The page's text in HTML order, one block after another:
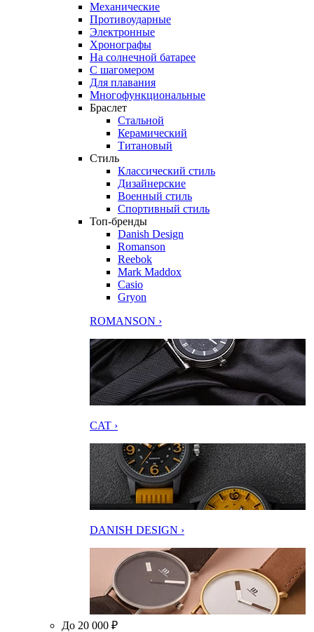
Механические
Противоударные
Электронные
Хронографы
На солнечной батарее
С шагомером
Для плавания
Многофункциональные
Браслет
Стальной
Керамический
Титановый
Стиль
Классический стиль
Дизайнерские
Военный стиль
Спортивный стиль
Топ-бренды
Danish Design
Romanson
Reebok
Mark Maddox
Casio
Gryon
ROMANSON ›
CAT ›
DANISH DESIGN ›
До 20 000 ₽